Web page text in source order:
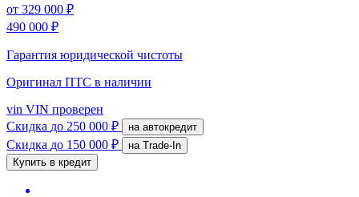
от 329 000 ₽
490 000 ₽
Гарантия юридической чистоты
Оригинал ПТС в наличии
vin VIN проверен
Скидка до 250 000 ₽ на автокредит
Скидка до 150 000 ₽
на Trade-In
Купить в кредит